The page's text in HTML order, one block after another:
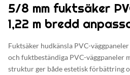
5/8 mm fuktsäker
1,22 m bredd
Fuktsäker hudkänsla PVC-
och fuktbeständiga PVC-väggpaneler
struktur ger både estetisk förbättring